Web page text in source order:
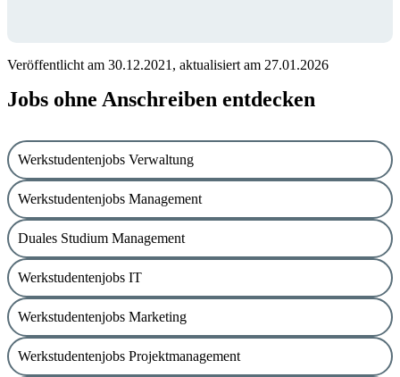
Veröffentlicht am 30.12.2021, aktualisiert am 27.01.2026
Jobs ohne Anschreiben entdecken
Werkstudentenjobs Verwaltung
Werkstudentenjobs Management
Duales Studium Management
Werkstudentenjobs IT
Werkstudentenjobs Marketing
Werkstudentenjobs Projektmanagement